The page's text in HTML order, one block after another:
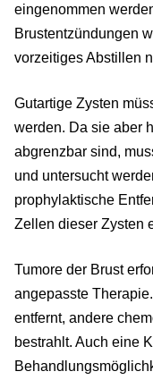
eingenommen
Brustentzündungen
vorzeitiges Abstillen
Gutartige Zysten
werden. Da sie aber
abgrenzbar sind,
und untersucht
prophylaktische
Zellen dieser Zysten
Tumore der Brust
angepasste
entfernt, andere
bestrahlt. Auch eine